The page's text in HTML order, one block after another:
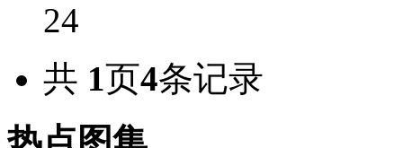
24
共 1页4条记录